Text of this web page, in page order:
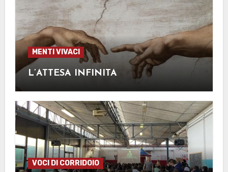
MENTI VIVACI
L’ATTESA INFINITA
VOCI DI CORRIDOIO